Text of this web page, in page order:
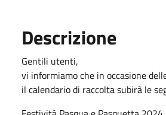
Descrizione
Gentili utenti,
vi informiamo che in occasione
il calendario di raccolta subirà le